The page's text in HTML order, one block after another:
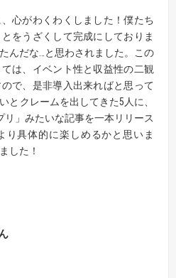
心がわくわくしました！僕たち
をうざくして完成にしておりま
んだな…と思わされました。この
は、イベント性と収益性の二観
で、是非導入出来ればと思って
とクレームを出してきた5人に、
リ」みたいな記事を一本リリース
り具体的に楽しめるかと思いま
した！